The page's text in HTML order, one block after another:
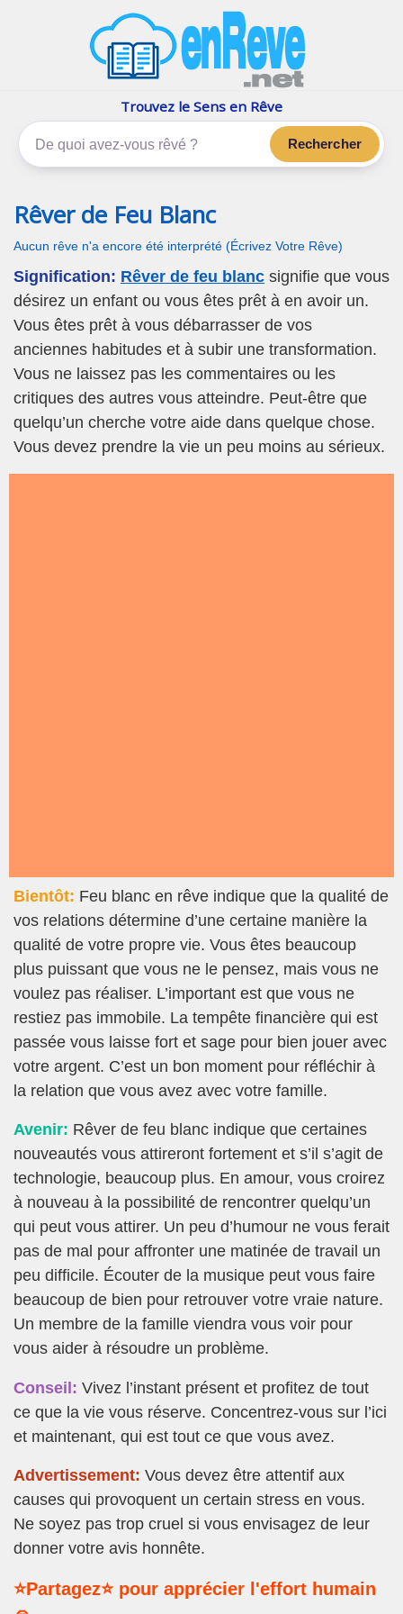
Les rêves, c'est plus que çaTrouvez le Sens en Rêve
Rechercher
Rêver de Feu Blanc
Aucun rêve n'a encore été interprété (Écrivez Votre Rêve)
Signification: Rêver de feu blanc signifie que vous
désirez un enfant ou vous êtes prêt à en avoir un.
Vous êtes prêt à vous débarrasser de vos
anciennes habitudes et à subir une transformation.
Vous ne laissez pas les commentaires ou les
critiques des autres vous atteindre. Peut-être que
quelqu’un cherche votre aide dans quelque chose.
Vous devez prendre la vie un peu moins au sérieux.
Bientôt: Feu blanc en rêve indique que la qualité de
vos relations détermine d’une certaine manière la
qualité de votre propre vie. Vous êtes beaucoup
plus puissant que vous ne le pensez, mais vous ne
voulez pas réaliser. L’important est que vous ne
restiez pas immobile. La tempête financière qui est
passée vous laisse fort et sage pour bien jouer avec
votre argent. C’est un bon moment pour réfléchir à
la relation que vous avez avec votre famille.
Avenir: Rêver de feu blanc indique que certaines
nouveautés vous attireront fortement et s’il s’agit de
technologie, beaucoup plus. En amour, vous croirez
à nouveau à la possibilité de rencontrer quelqu’un
qui peut vous attirer. Un peu d’humour ne vous ferait
pas de mal pour affronter une matinée de travail un
peu difficile. Écouter de la musique peut vous faire
beaucoup de bien pour retrouver votre vraie nature.
Un membre de la famille viendra vous voir pour
vous aider à résoudre un problème.
Conseil: Vivez l’instant présent et profitez de tout
ce que la vie vous réserve. Concentrez-vous sur l’ici
et maintenant, qui est tout ce que vous avez.
Advertissement: Vous devez être attentif aux
causes qui provoquent un certain stress en vous.
Ne soyez pas trop cruel si vous envisagez de leur
donner votre avis honnête.
⭐Partagez⭐ pour apprécier l'effort humain